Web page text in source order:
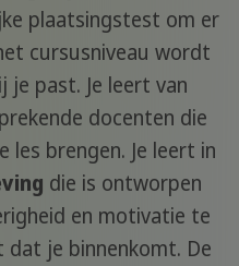
plaatsingstest om er
cursusniveau wordt
past. Je leert van
docenten die
les brengen. Je leert in
die is ontworpen
en motivatie te
je binnenkomt. De